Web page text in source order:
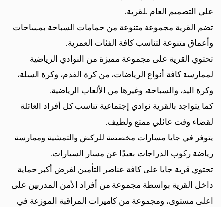
على التصميم العام للقرية.
تضم القرية مجموعة متنوعة من حمامات السباحة بمساحات
وأعماق متنوعة لتناسب كافة الفئات العمرية.
تحتوي القرية على مجموعة مميزة من النوادي الرياضية
لممارسة كافة أنواع الرياضات، من كرة القدم، وكرة السلة،
وكرة اليد، والسباحة، وغيرها من الألعاب الرياضية.
كما يتواجد بالقرية نوادي إجتماعية تناسب كل أفراد العائلة
لقضاء وقت عائلي ممتع ولطيف.
يتوفر في جايا مسارات مخصصة للركض والتمشية وممارسة
رياضة ركوب الدراجات بعيدًا عن مسار السيارات.
تحتوي قرية جايا على كافة عناصر التأمين لفرض أكبر حماية
داخل القرية بواسطة مجموعة من أفراد الأمن المدربين على
اعلى مستوى، ومجموعة من كاميرات المراقبة الموزعة في